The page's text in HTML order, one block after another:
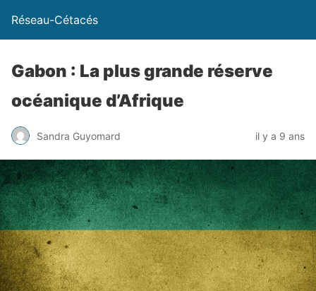
Réseau-Cétacés
Gabon : La plus grande réserve
océanique d’Afrique
Sandra Guyomard il y a 9 ans